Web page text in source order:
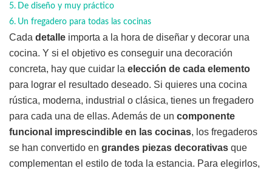
De diseño y muy práctico
Un fregadero para todas las cocinas
Cada detalle importa a la hora de diseñar y decorar una
cocina. Y si el objetivo es conseguir una decoración
concreta, hay que cuidar la elección de cada elemento
para lograr el resultado deseado. Si quieres una cocina
rústica, moderna, industrial o clásica, tienes un fregadero
para cada una de ellas. Además de un componente
funcional imprescindible en las cocinas, los fregaderos
se han convertido en grandes piezas decorativas que
complementan el estilo de toda la estancia. Para elegirlos,